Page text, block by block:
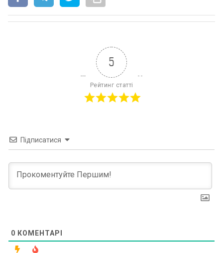
5
Рейтинг статті
Підписатися
0 КОМЕНТАРІ